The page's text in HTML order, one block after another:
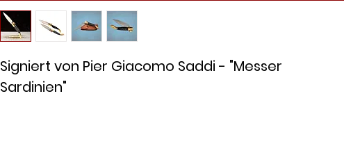
Signiert von Pier Giacomo Saddi - "Messer
Sardinien"